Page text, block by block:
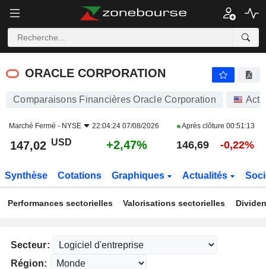
ORACLE CORPORATION
ORACLE CORPORATION
Comparaisons Financières Oracle Corporation
Marché Fermé - NYSE 22:04:24 07/08/2026 Après clôture 00:51:13
147,02 USD +2,47% 146,69 -0,22%
Synthèse Cotations Graphiques Actualités
Performances sectorielles Valorisations sectorielles
Secteur:
Région: